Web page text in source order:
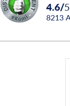
4.6/5
8213